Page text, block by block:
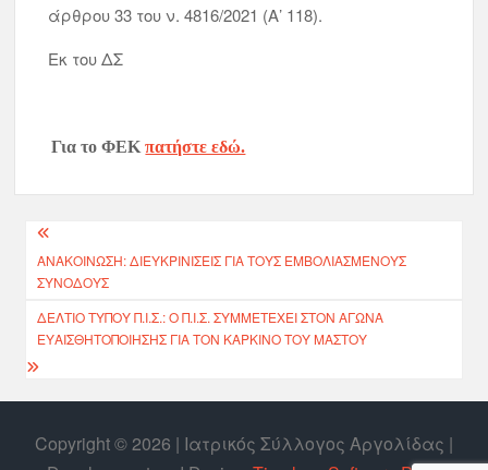
άρθρου 33 του ν. 4816/2021 (Α’ 118).
Εκ του ΔΣ
Για το ΦΕΚπατήστε εδώ.
ΑΝΑΚΟΙΝΩΣΗ: ΔΙΕΥΚΡΙΝΙΣΕΙΣ ΓΙΑ ΤΟΥΣ ΕΜΒΟΛΙΑΣΜΕΝΟΥΣ
ΣΥΝΟΔΟΥΣ
ΔΕΛΤΊΟ ΤΎΠΟΥ Π.Ι.Σ.: Ο Π.Ι.Σ. ΣΥΜΜΕΤΈΧΕΙ ΣΤΟΝ ΑΓΏΝΑ
ΕΥΑΙΣΘΗΤΟΠΟΊΗΣΗΣ ΓΙΑ ΤΟΝ ΚΑΡΚΊΝΟ ΤΟΥ ΜΑΣΤΟΎ
Copyright © 2026 | Ιατρικός Σύλλογος Αργολίδας |